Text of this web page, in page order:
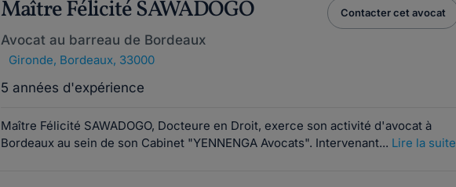
Maître Félicité SAWADOGO
Avocat au barreau de Bordeaux
Gironde, Bordeaux, 33000
5 années d'expérience
Contacter cet avocat
Maître Félicité SAWADOGO, Docteure en Droit, exerce son activité d'avocat à
Bordeaux au sein de son Cabinet "YENNENGA Avocats". Intervenant... Lire la suite